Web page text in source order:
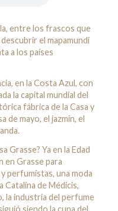
entre los frascos que
el mapamundi
a los países
en la Costa Azul, con
la capital mundial del
fábrica de la Casa y
de mayo, el jazmín, el
Grasse? Ya en la Edad
en Grasse para
perfumistas, una moda
Catalina de Médicis,
la industria del perfume